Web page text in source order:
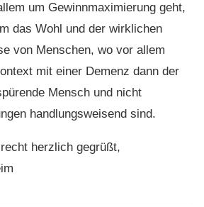
um Gewinnmaximierung geht,
das Wohl und der wirklichen
von Menschen, wo vor allem
mit einer Demenz dann der
Mensch und nicht
handlungsweisend sind.
herzlich gegrüßt,